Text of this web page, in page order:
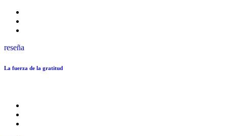
reseña
La fuerza de la gratitud